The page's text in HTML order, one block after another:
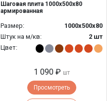
Шаговая плита 1000х500х80
армированная
Размер:
1000х500х80
Штук на м/кв:
2 шт
Цвет:
1 090 ₽ шт
Просмотреть